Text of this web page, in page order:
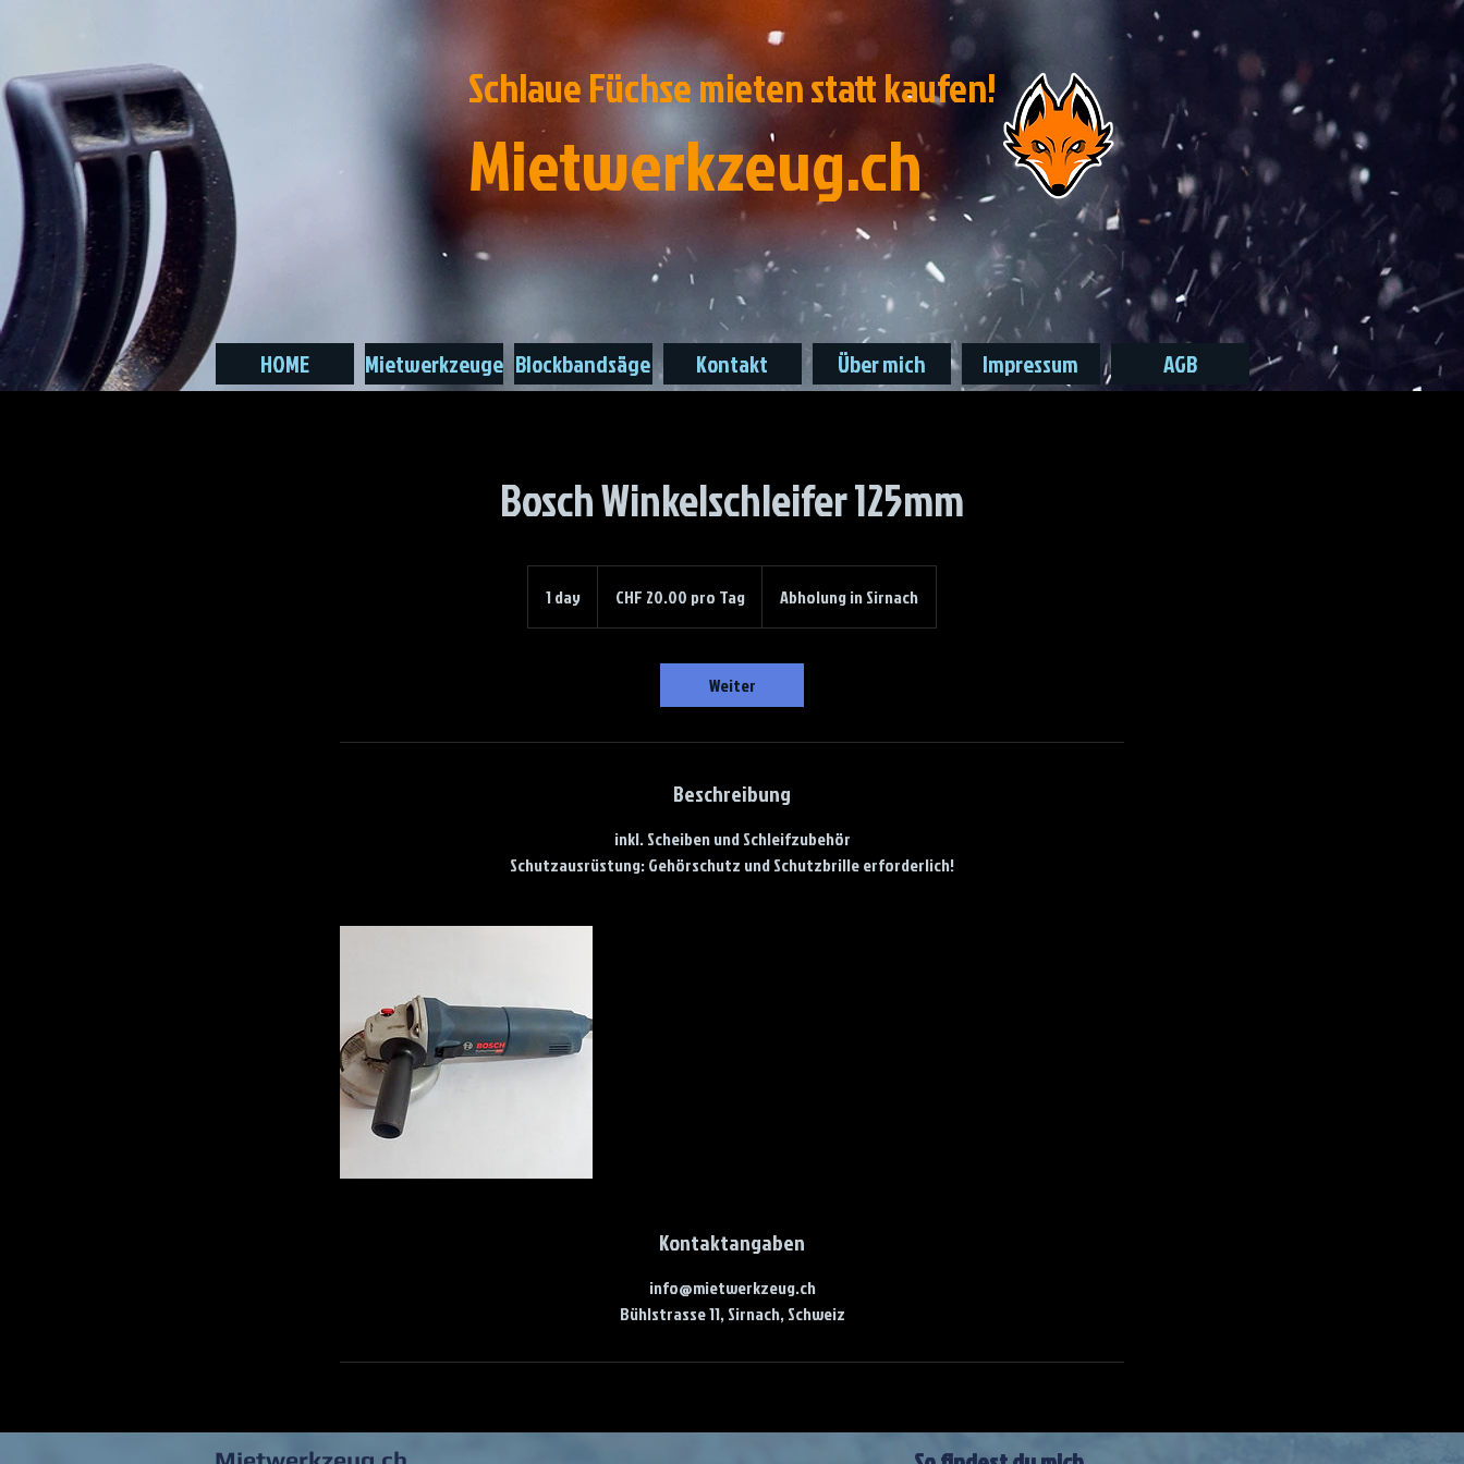
Schlaue Füchse mieten statt kaufen!
Mietwerkzeug.ch
HOME Mietwerkzeuge Blockbandsäge Kontakt Über mich Impressum AGB
Bosch Winkelschleifer 125mm
1 day
d
CHF 20.00 pro Tag Abholung in Sirnach
Weiter
Beschreibung
inkl. Scheiben und Schleifzubehör
Schutzausrüstung: Gehörschutz und Schutzbrille erforderlich!
Kontaktangaben
info@mietwerkzeug.ch
Bühlstrasse 11, Sirnach, Schweiz